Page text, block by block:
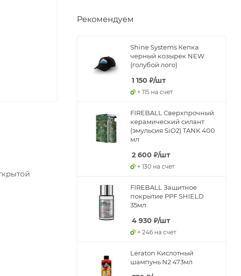
Рекомендуем
Shine Systems Кепка
черный козырек NEW
(голубой лого)
1 150 ₽/шт
+ 115 на счет
FIREBALL Сверхпрочный
керамический силант
(эмульсия SiO2) TANK 400
мл
2 600 ₽/шт
+ 130 на счет
FIREBALL Защитное
покрытие PPF SHIELD
35мл
4 930 ₽/шт
+ 246 на счет
Leraton Кислотный
шампунь N2 473мл